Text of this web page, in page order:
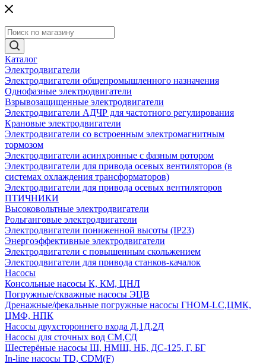
Каталог
Электродвигатели
Электродвигатели общепромышленного назначения
Однофазные электродвигатели
Взрывозащищенные электродвигатели
Электродвигатели АДЧР для частотного регулирования
Крановые электродвигатели
Электродвигатели со встроенным электромагнитным
тормозом
Электродвигатели асинхронные с фазным ротором
Электродвигатели для привода осевых вентиляторов (в
системах охлаждения трансформаторов)
Электродвигатели для привода осевых вентиляторов
ПТИЧНИКИ
Высоковольтные электродвигатели
Рольганговые электродвигатели
Электродвигатели пониженной высоты (IP23)
Энергоэффективные электродвигатели
Электродвигатели с повышенным скольжением
Электродвигатели для привода станков-качалок
Насосы
Консольные насосы К, КМ, ЦНЛ
Погружные/скважные насосы ЭЦВ
Дренажные/фекальные погружные насосы ГНОМ-LC,ЦМК,
ЦМФ, НПК
Насосы двухстороннего входа Д,1Д,2Д
Насосы для сточных вод СМ,СД
Шестерёные насосы Ш, НМШ, НБ, ДС-125, Г, БГ
In-line насосы TD, CDM(F)